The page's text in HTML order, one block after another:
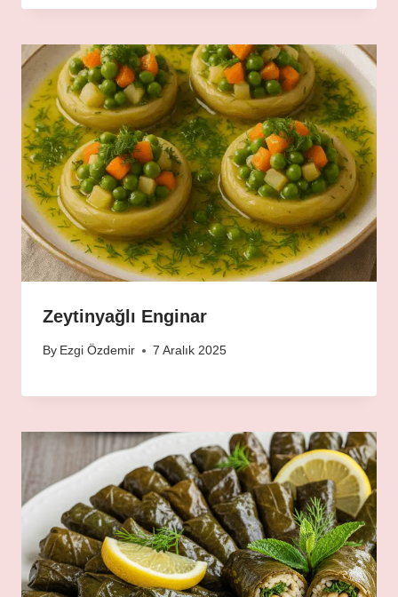
Zeytinyağlı Enginar
By Ezgi Özdemir 7 Aralık 2025